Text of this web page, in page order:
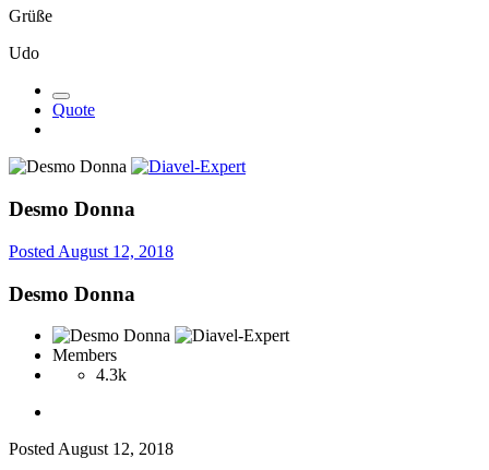
Grüße
Udo
Quote
Desmo Donna
Posted August 12, 2018
Desmo Donna
Members
4.3k
Posted August 12, 2018